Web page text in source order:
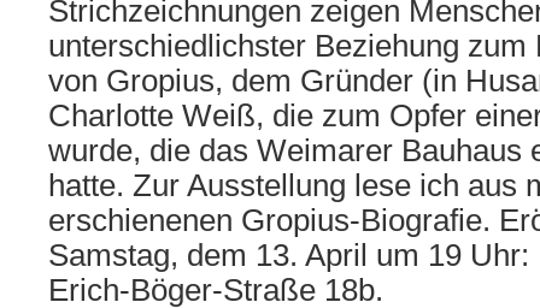
Strichzeichnungen zeigen
unterschiedlichster Beziehung zum
von Gropius, dem Gründer (in
Charlotte Weiß, die zum Opfer
wurde, die das Weimarer Bauhaus
hatte. Zur Ausstellung lese ich aus
erschienenen Gropius-Biografie.
Samstag, dem 13. April um 19
Erich-Böger-Straße 18b.